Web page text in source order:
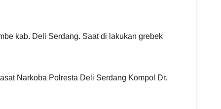
kab. Deli Serdang. Saat di lakukan grebek
Narkoba Polresta Deli Serdang Kompol Dr.